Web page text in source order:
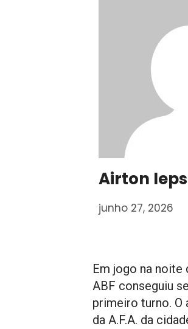
Airton
junho 27, 2026
Em jogo na noite
ABF conseguiu
primeiro turno. O
da A.F.A. da